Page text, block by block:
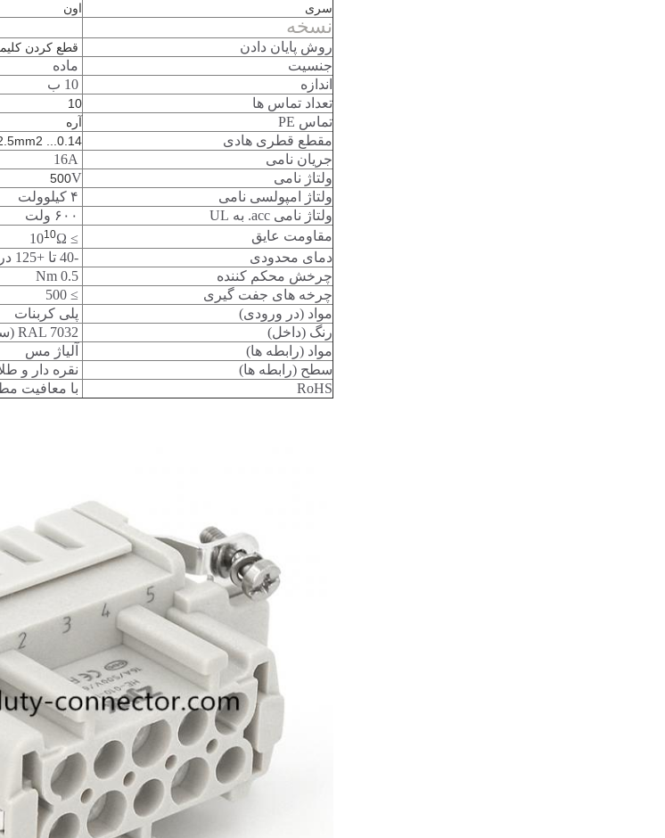
سری
اون
نسخه
روش پایان دادن قطع کردن
جنسیت
ماده
اندازه
10 ب
تعداد تماس ها
10
تماس PE آره
مقطع قطری هادی 0.14... 2.5mm2
جریان نامی
16A
ولتاژ نامی
500V
ولتاژ امپولسی نامی
۴ کیلوولت
ولتاژ نامی acc. به UL
۶۰۰ ولت
مقاومت عایق
≥ 10
10Ω
دمای محدودی
-40 تا +125 درجه سانتیگراد
چرخش محکم کننده
0.5 Nm
چرخه های جفت گیری
≥ 500
مواد (در ورودی)
پلی کربنات
رنگ (داخل)
RAL 7032 (سیاه سنگ)
مواد (رابطه ها)
آلیاژ مس
سطح (رابطه ها)
نقره دار و
RoHS
با معافیت